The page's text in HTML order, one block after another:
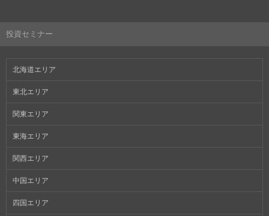
投資セミナー
北海道エリア
東北エリア
関東エリア
東海エリア
関西エリア
中国エリア
四国エリア